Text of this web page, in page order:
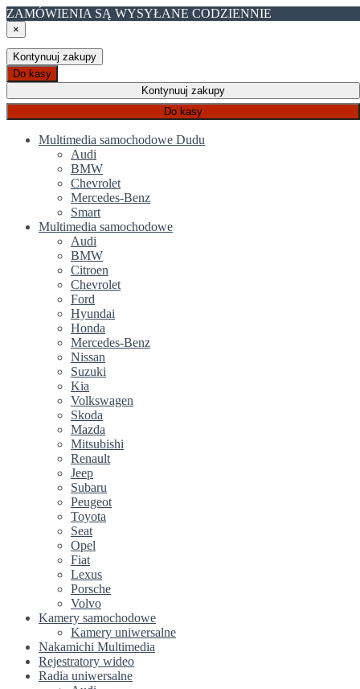
ZAMÓWIENIA SĄ WYSYŁANE CODZIENNIE
×
Kontynuuj zakupy
Do kasy
Kontynuuj zakupy
Do kasy
Multimedia samochodowe Dudu
Audi
BMW
Chevrolet
Mercedes-Benz
Smart
Multimedia samochodowe
Audi
BMW
Citroen
Chevrolet
Ford
Hyundai
Honda
Mercedes-Benz
Nissan
Suzuki
Kia
Volkswagen
Skoda
Mazda
Mitsubishi
Renault
Jeep
Subaru
Peugeot
Toyota
Seat
Opel
Fiat
Lexus
Porsche
Volvo
Kamery samochodowe
Kamery uniwersalne
Nakamichi Multimedia
Rejestratory wideo
Radia uniwersalne